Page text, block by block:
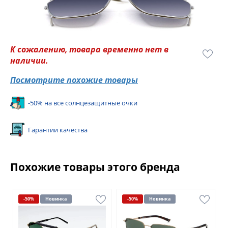
К сожалению, товара временно нет в
наличии.
Посмотрите похожие товары
-50% на все солнцезащитные очки
Гарантии качества
Похожие товары этого бренда
-50% Новинка -50% Новинка